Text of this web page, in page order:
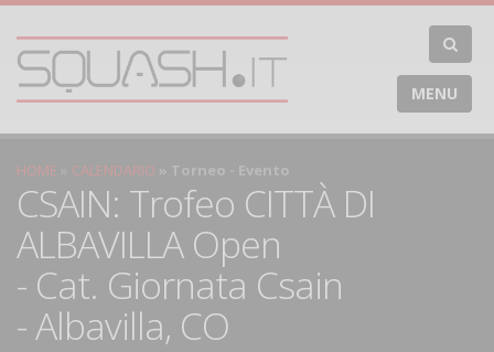
MENU
HOME CALENDARIO Torneo - Evento
CSAIN: Trofeo CITTÀ DI
ALBAVILLA Open
- Cat. Giornata Csain
- Albavilla, CO